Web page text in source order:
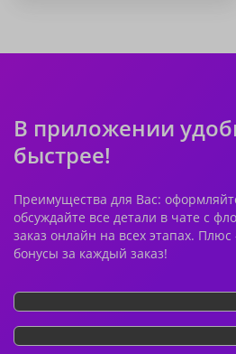
В приложении
быстрее!
Преимущества для Вас:
обсуждайте все детали в чате с
заказ онлайн на всех этапах.
бонусы за каждый заказ!